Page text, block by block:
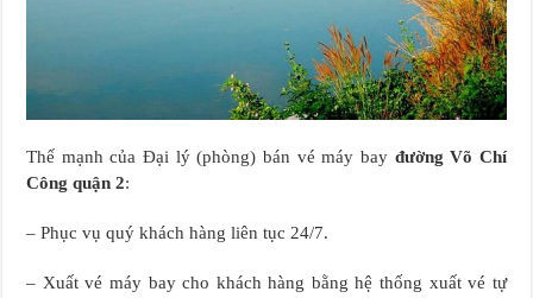
Thế mạnh của Đại lý (phòng) bán vé máy bay đường Võ Chí
Công quận 2:
– Phục vụ quý khách hàng liên tục 24/7.
– Xuất vé máy bay cho khách hàng bằng hệ thống xuất vé tự